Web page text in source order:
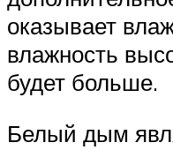
оказывает
влажность
будет больше.
Белый дым